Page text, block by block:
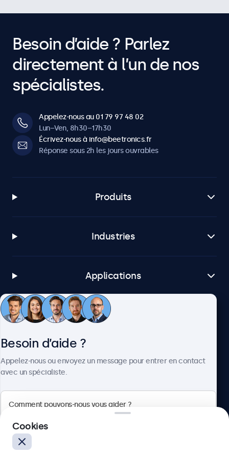
Besoin d’aide ? Parlez
directement à l’un de nos
spécialistes.
Appelez-nous au 01 79 97 48 02
Lun–Ven, 8h30–17h30
Écrivez-nous à info@beetronics.fr
Réponse sous 2h les jours ouvrables
Produits
Industries
Applications
Service client
Besoin d’aide ?
Appelez-nous ou envoyez un message pour entrer en contact
avec un spécialiste.
Cookies